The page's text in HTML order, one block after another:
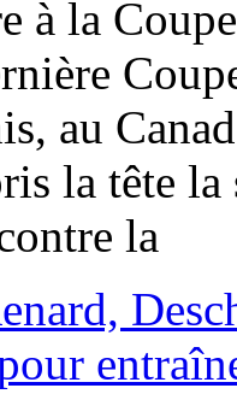
à la
au
la tête
la